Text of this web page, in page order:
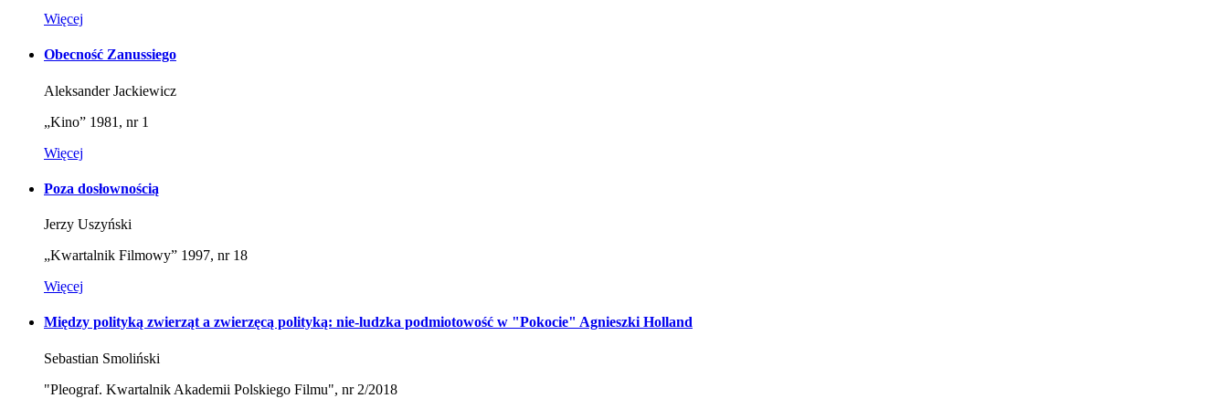
Więcej
Obecność Zanussiego
Aleksander Jackiewicz
„Kino” 1981, nr 1
Więcej
Poza dosłownością
Jerzy Uszyński
„Kwartalnik Filmowy” 1997, nr 18
Więcej
Między polityką zwierząt a zwierzęcą polityką: nie-ludzka podmiotowość w "Pokocie" Agnieszki Holland
Sebastian Smoliński
"Pleograf. Kwartalnik Akademii Polskiego Filmu", nr 2/2018